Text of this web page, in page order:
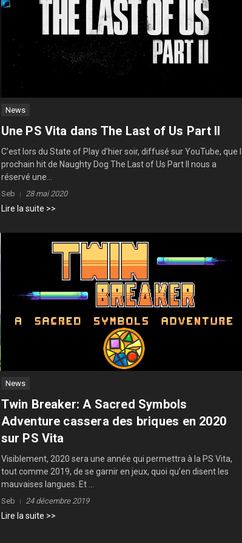
News
Une PS Vita dans The Last of Us Part II
C’est lors du State of Play d’hier soir, diffusé sur YouTube, que
prochain hit de Naughty Dog The Last of Us Part II nous a
réservé une...
Seb 28 mai 2020
Lire la suite >>
News
Twin Breaker: A Sacred Symbols
Adventure cassera des briques en 2020
sur PS Vita
Visiblement, 2020 sera une année qui permettra à la PS Vita,
tout comme 2019, de se garnir en jeux, quoi qu’en disent les
mauvaises langues. Et ...
Seb 24 décembre 2019
Lire la suite >>